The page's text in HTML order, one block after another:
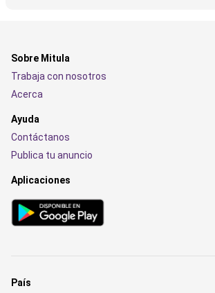
Sobre Mitula
Trabaja con nosotros
Acerca
Ayuda
Contáctanos
Publica tu anuncio
Aplicaciones
País